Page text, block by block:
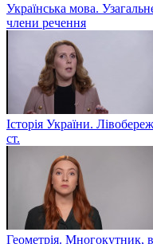
Українська мова.
члени речення
Історія України.
ст.
Геометрія. Многокутник,